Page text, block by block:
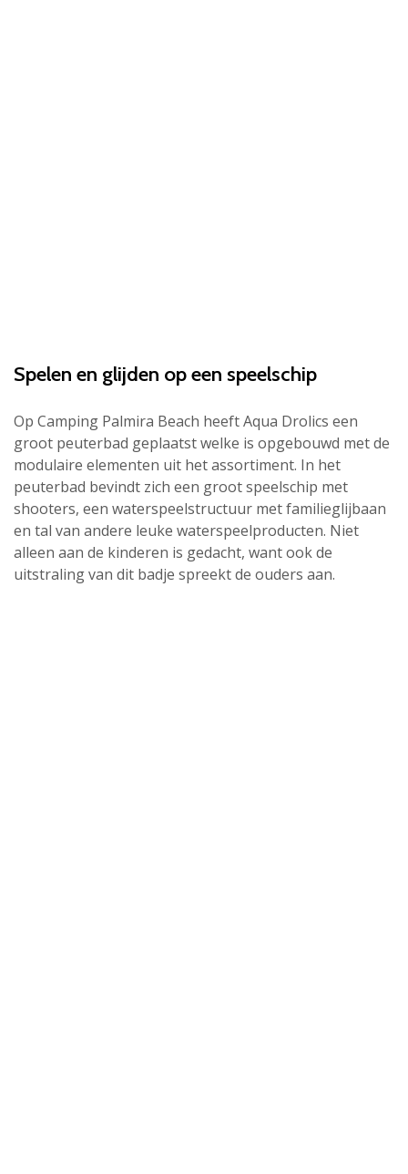
Spelen en glijden op een speelschip
Op Camping Palmira Beach heeft Aqua Drolics een
groot peuterbad geplaatst welke is opgebouwd met de
modulaire elementen uit het assortiment. In het
peuterbad bevindt zich een groot speelschip met
shooters, een waterspeelstructuur met familieglijbaan
en tal van andere leuke waterspeelproducten. Niet
alleen aan de kinderen is gedacht, want ook de
uitstraling van dit badje spreekt de ouders aan.